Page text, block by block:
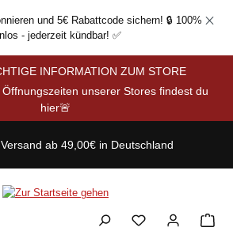
und 5€ Rabattcode sichern! 🔒 100%
- jederzeit kündbar! ✅
INFORMATION ZUM STORE
Öffnungszeiten unserer Stores findest du
hier🚨
ab 49,00€ in Deutschland